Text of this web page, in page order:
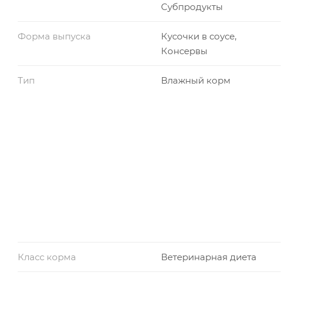
Субпродукты
Форма выпуска
Кусочки в соусе,
Консервы
Тип Влажный корм
Класс корма Ветеринарная диета